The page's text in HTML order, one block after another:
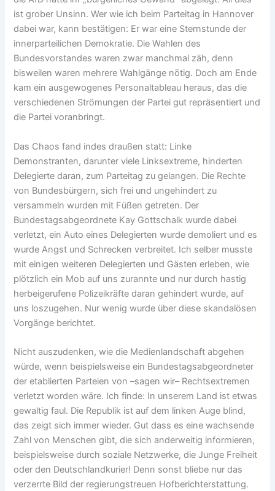
ist grober Unsinn. Wer wie ich beim Parteitag in Hannover
dabei war, kann bestätigen: Er war eine Sternstunde der
innerparteilichen Demokratie. Die Wahlen des
Bundesvorstandes waren zwar manchmal zäh, denn
bisweilen waren mehrere Wahlgänge nötig. Doch am Ende
kam ein ausgewogenes Personaltableau heraus, das die
verschiedenen Strömungen der Partei gut repräsentiert und
die Partei voranbringt.
Das Chaos fand indes draußen statt: Linke
Demonstranten, darunter viele Linksextreme, hinderten
Delegierte daran, zum Parteitag zu gelangen. Die Rechte
von Bundesbürgern, sich frei und ungehindert zu
versammeln wurden mit Füßen getreten. Der
Bundestagsabgeordnete Kay Gottschalk wurde dabei
verletzt, ein Auto eines Delegierten wurde demoliert und es
wurde Angst und Schrecken verbreitet. Ich selber musste
mit einigen weiteren Delegierten und Gästen erleben, wie
plötzlich ein Mob auf uns zurannte und nur durch hastig
herbeigerufene Polizeikräfte daran gehindert wurde, auf
uns loszugehen. Nur wenig wurde über diese skandalösen
Vorgänge berichtet.
Nicht auszudenken, wie die Medienlandschaft abgehen
würde, wenn beispielsweise ein Bundestagsabgeordneter
der etablierten Parteien von –sagen wir– Rechtsextremen
verletzt worden wäre. Ich finde: In unserem Land ist etwas
gewaltig faul. Die Republik ist auf dem linken Auge blind,
das zeigt sich immer wieder. Gut dass es eine wachsende
Zahl von Menschen gibt, die sich anderweitig informieren,
beispielsweise durch soziale Netzwerke, die Junge Freiheit
oder den Deutschlandkurier! Denn sonst bliebe nur das
verzerrte Bild der regierungstreuen Hofberichterstattung.